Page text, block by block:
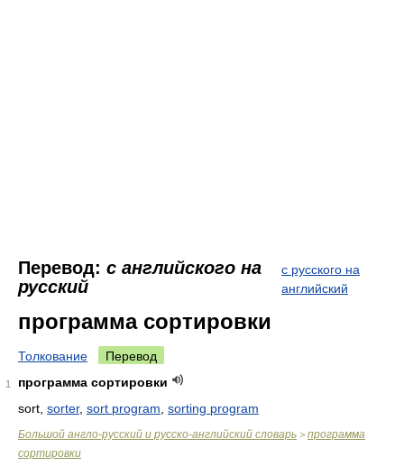
Перевод: с английского на
русский
с русского на
английский
программа сортировки
Толкование Перевод
1
программа сортировки
sort, sorter, sort program sorting program
Большой англо-русский и русско-английский словарь > программа
сортировки